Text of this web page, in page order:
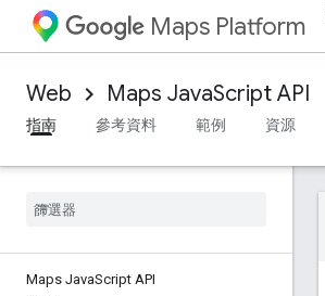
Maps Platform
Web Maps JavaScript API
指南
參考資料 範例 資源
Maps JavaScript API